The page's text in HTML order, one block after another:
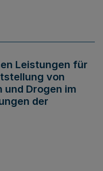
Leistungen für
von
und Drogen im
der